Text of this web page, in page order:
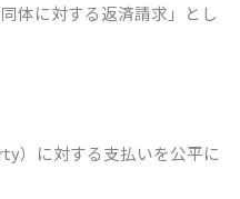
体に対する返済請求」とし
）に対する支払いを公平に